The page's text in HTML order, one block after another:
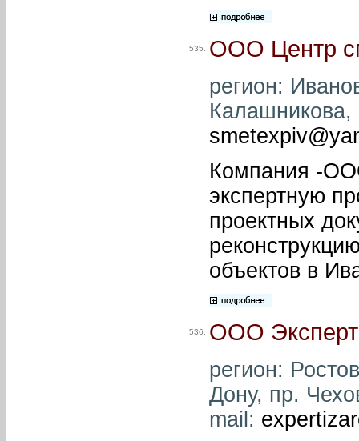
535. ООО Центр
регион:
Компания -
экспертную
проектных
объектов в
536. ООО Эксперт
регион:
Дону, пр.
mail: